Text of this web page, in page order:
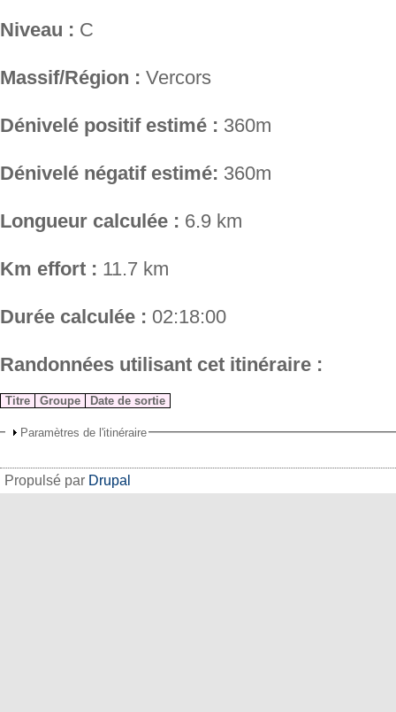
Niveau : C
Massif/Région : Vercors
Dénivelé positif estimé : 360m
Dénivelé négatif estimé: 360m
Longueur calculée : 6.9 km
Km effort : 11.7 km
Durée calculée : 02:18:00
Randonnées utilisant cet itinéraire :
Titre Groupe Date de sortie
Paramètres de l'itinéraire
Propulsé par Drupal